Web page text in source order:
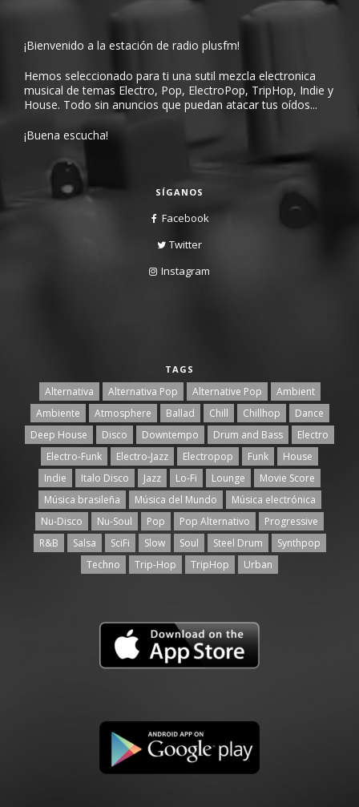
¡Bienvenido a la estación de radio plusfm!
Hemos seleccionado para ti una sutil mezcla electronica
musical de temas Electro, Pop, ElectroPop, TripHop, Indie y
House. Todo sin anuncios que puedan atacar tus oídos...
¡Buena escucha!
SÍGANOS
Facebook
Twitter
Instagram
TAGS
Alternativa Alternativa Pop Alternative Pop
Ambient
Ambiente
Atmosphere Ballad Chill Chillhop
Dance
Deep House
Disco Downtempo Drum and Bass
Electro
Electro-Funk
Electro-Jazz Electropop Funk
House
Indie
Italo Disco Jazz Lo-Fi Lounge
Movie Score
Música brasileña
Música del Mundo
Música electrónica
Nu-Disco
Nu-Soul Pop Pop Alternativo
Progressive
R&B
Salsa SciFi Slow Soul Steel Drum
Synthpop
Techno
Trip-Hop TripHop Urban